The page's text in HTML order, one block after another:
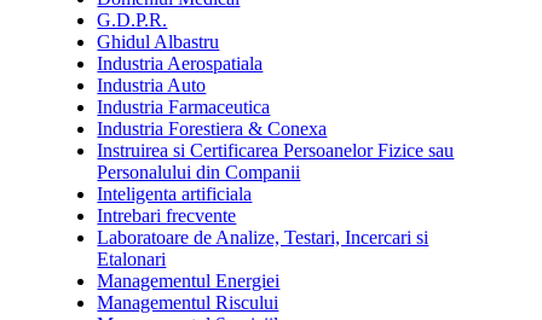
G.D.P.R.
Ghidul Albastru
Industria Aerospatiala
Industria Auto
Industria Farmaceutica
Industria Forestiera & Conexa
Instruirea si Certificarea Persoanelor Fizice sau
Personalului din Companii
Inteligenta artificiala
Intrebari frecvente
Laboratoare de Analize, Testari, Incercari si
Etalonari
Managementul Energiei
Managementul Riscului